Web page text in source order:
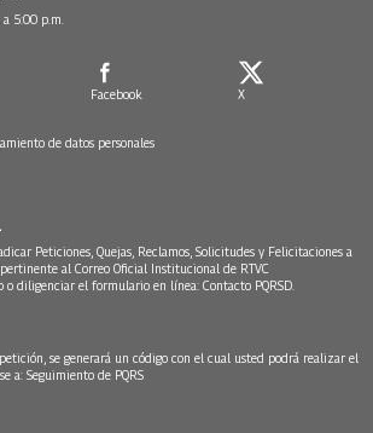
5:00 p.m.
Facebook X
de datos personales
Peticiones, Quejas, Reclamos, Solicitudes y Felicitaciones a
al Correo Oficial Institucional de RTVC
o diligenciar el formulario en línea: Contacto PQRSD.
se generará un código con el cual usted podrá realizar el
a: Seguimiento de PQRS